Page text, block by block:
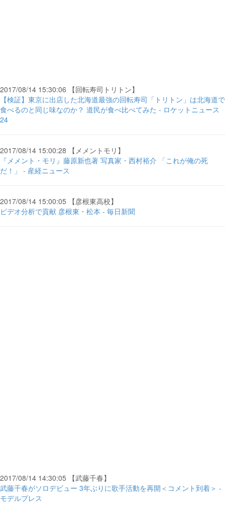
2017/08/14 15:30:06 【回転寿司トリトン】
【検証】東京に出店した北海道最強の回転寿司「トリトン」は北海道で
食べるのと同じ味なのか？ 道民が食べ比べてみた - ロケットニュース
24
2017/08/14 15:00:28 【メメントモリ】
『メメント・モリ』藤原新也著 写真家・西村裕介 「これが俺の死
だ！」 - 産経ニュース
2017/08/14 15:00:05 【彦根東高校】
ビデオ分析で貢献 彦根東・松本 - 毎日新聞
2017/08/14 14:30:05 【武藤千春】
武藤千春がソロデビュー 3年ぶりに歌手活動を再開＜コメント到着＞ -
モデルプレス